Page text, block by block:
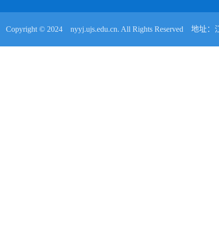
Copyright © 2024 nyyj.ujs.edu.cn. All Rights Reserved 地址